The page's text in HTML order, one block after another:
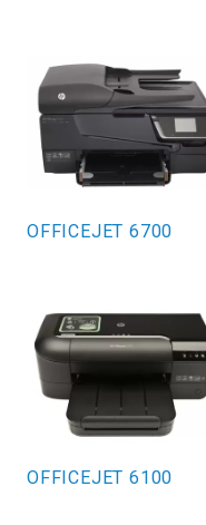
OFFICEJET 6700
OFFICEJET 6100